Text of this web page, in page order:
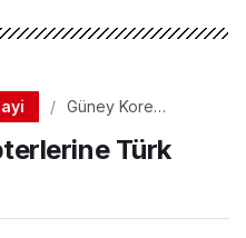
Güney Kore
Türk damgası
Türk